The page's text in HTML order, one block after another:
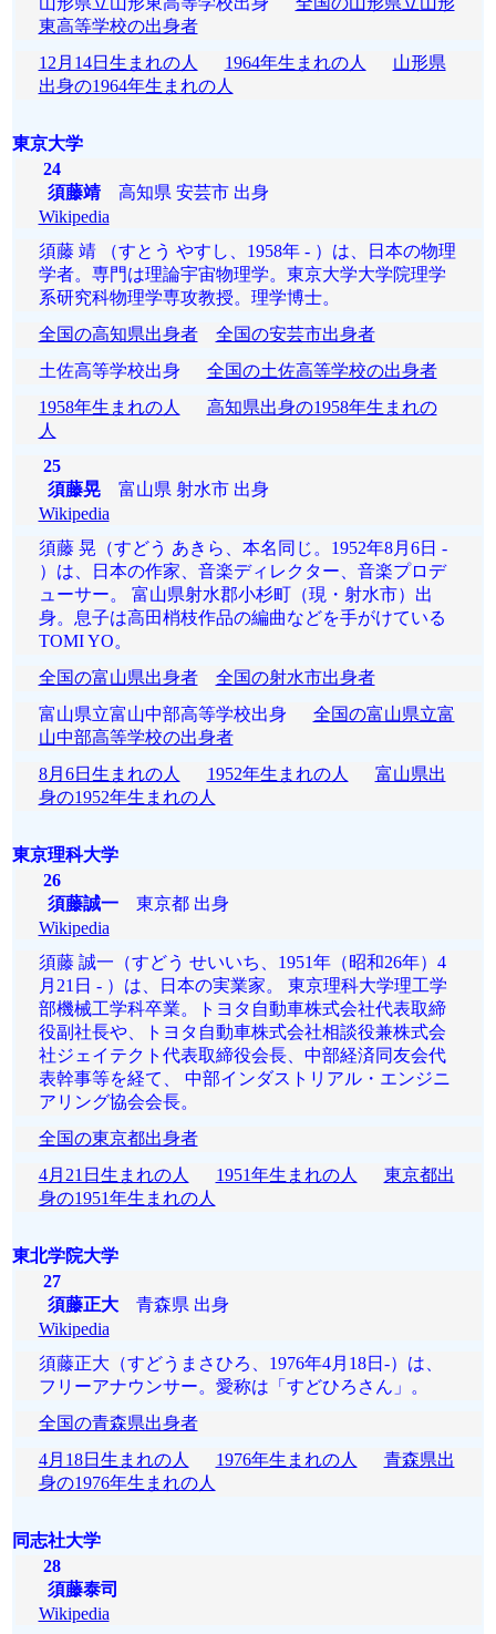
東高等学校の出身者
12月14日生まれの人
1964年生まれの人
山形県
出身の1964年生まれの人
東京大学
24
須藤靖高知県 安芸市 出身
Wikipedia
須藤 靖 （すとう やすし、1958年 - ）は、日本の物理
学者。専門は理論宇宙物理学。東京大学大学院理学
系研究科物理学専攻教授。理学博士。
全国の高知県出身者
全国の安芸市出身者
土佐高等学校出身 全国の土佐高等学校の出身者
1958年生まれの人
高知県出身の1958年生まれの
人
25
須藤晃富山県 射水市 出身
Wikipedia
須藤 晃（すどう あきら、本名同じ。1952年8月6日 -
）は、日本の作家、音楽ディレクター、音楽プロデ
ューサー。 富山県射水郡小杉町（現・射水市）出
身。息子は高田梢枝作品の編曲などを手がけている
TOMI YO。
全国の富山県出身者
全国の射水市出身者
富山県立富山中部高等学校出身 全国の富山県立富
山中部高等学校の出身者
8月6日生まれの人
1952年生まれの人
富山県出
身の1952年生まれの人
東京理科大学
26
須藤誠一東京都 出身
Wikipedia
須藤 誠一（すどう せいいち、1951年（昭和26年）4
月21日 - ）は、日本の実業家。 東京理科大学理工学
部機械工学科卒業。トヨタ自動車株式会社代表取締
役副社長や、トヨタ自動車株式会社相談役兼株式会
社ジェイテクト代表取締役会長、中部経済同友会代
表幹事等を経て、 中部インダストリアル・エンジニ
アリング協会会長。
全国の東京都出身者
4月21日生まれの人
1951年生まれの人
東京都出
身の1951年生まれの人
東北学院大学
27
須藤正大青森県 出身
Wikipedia
須藤正大（すどうまさひろ、1976年4月18日‐）は、
フリーアナウンサー。愛称は「すどひろさん」。
全国の青森県出身者
4月18日生まれの人
1976年生まれの人
青森県出
身の1976年生まれの人
同志社大学
28
須藤泰司
Wikipedia